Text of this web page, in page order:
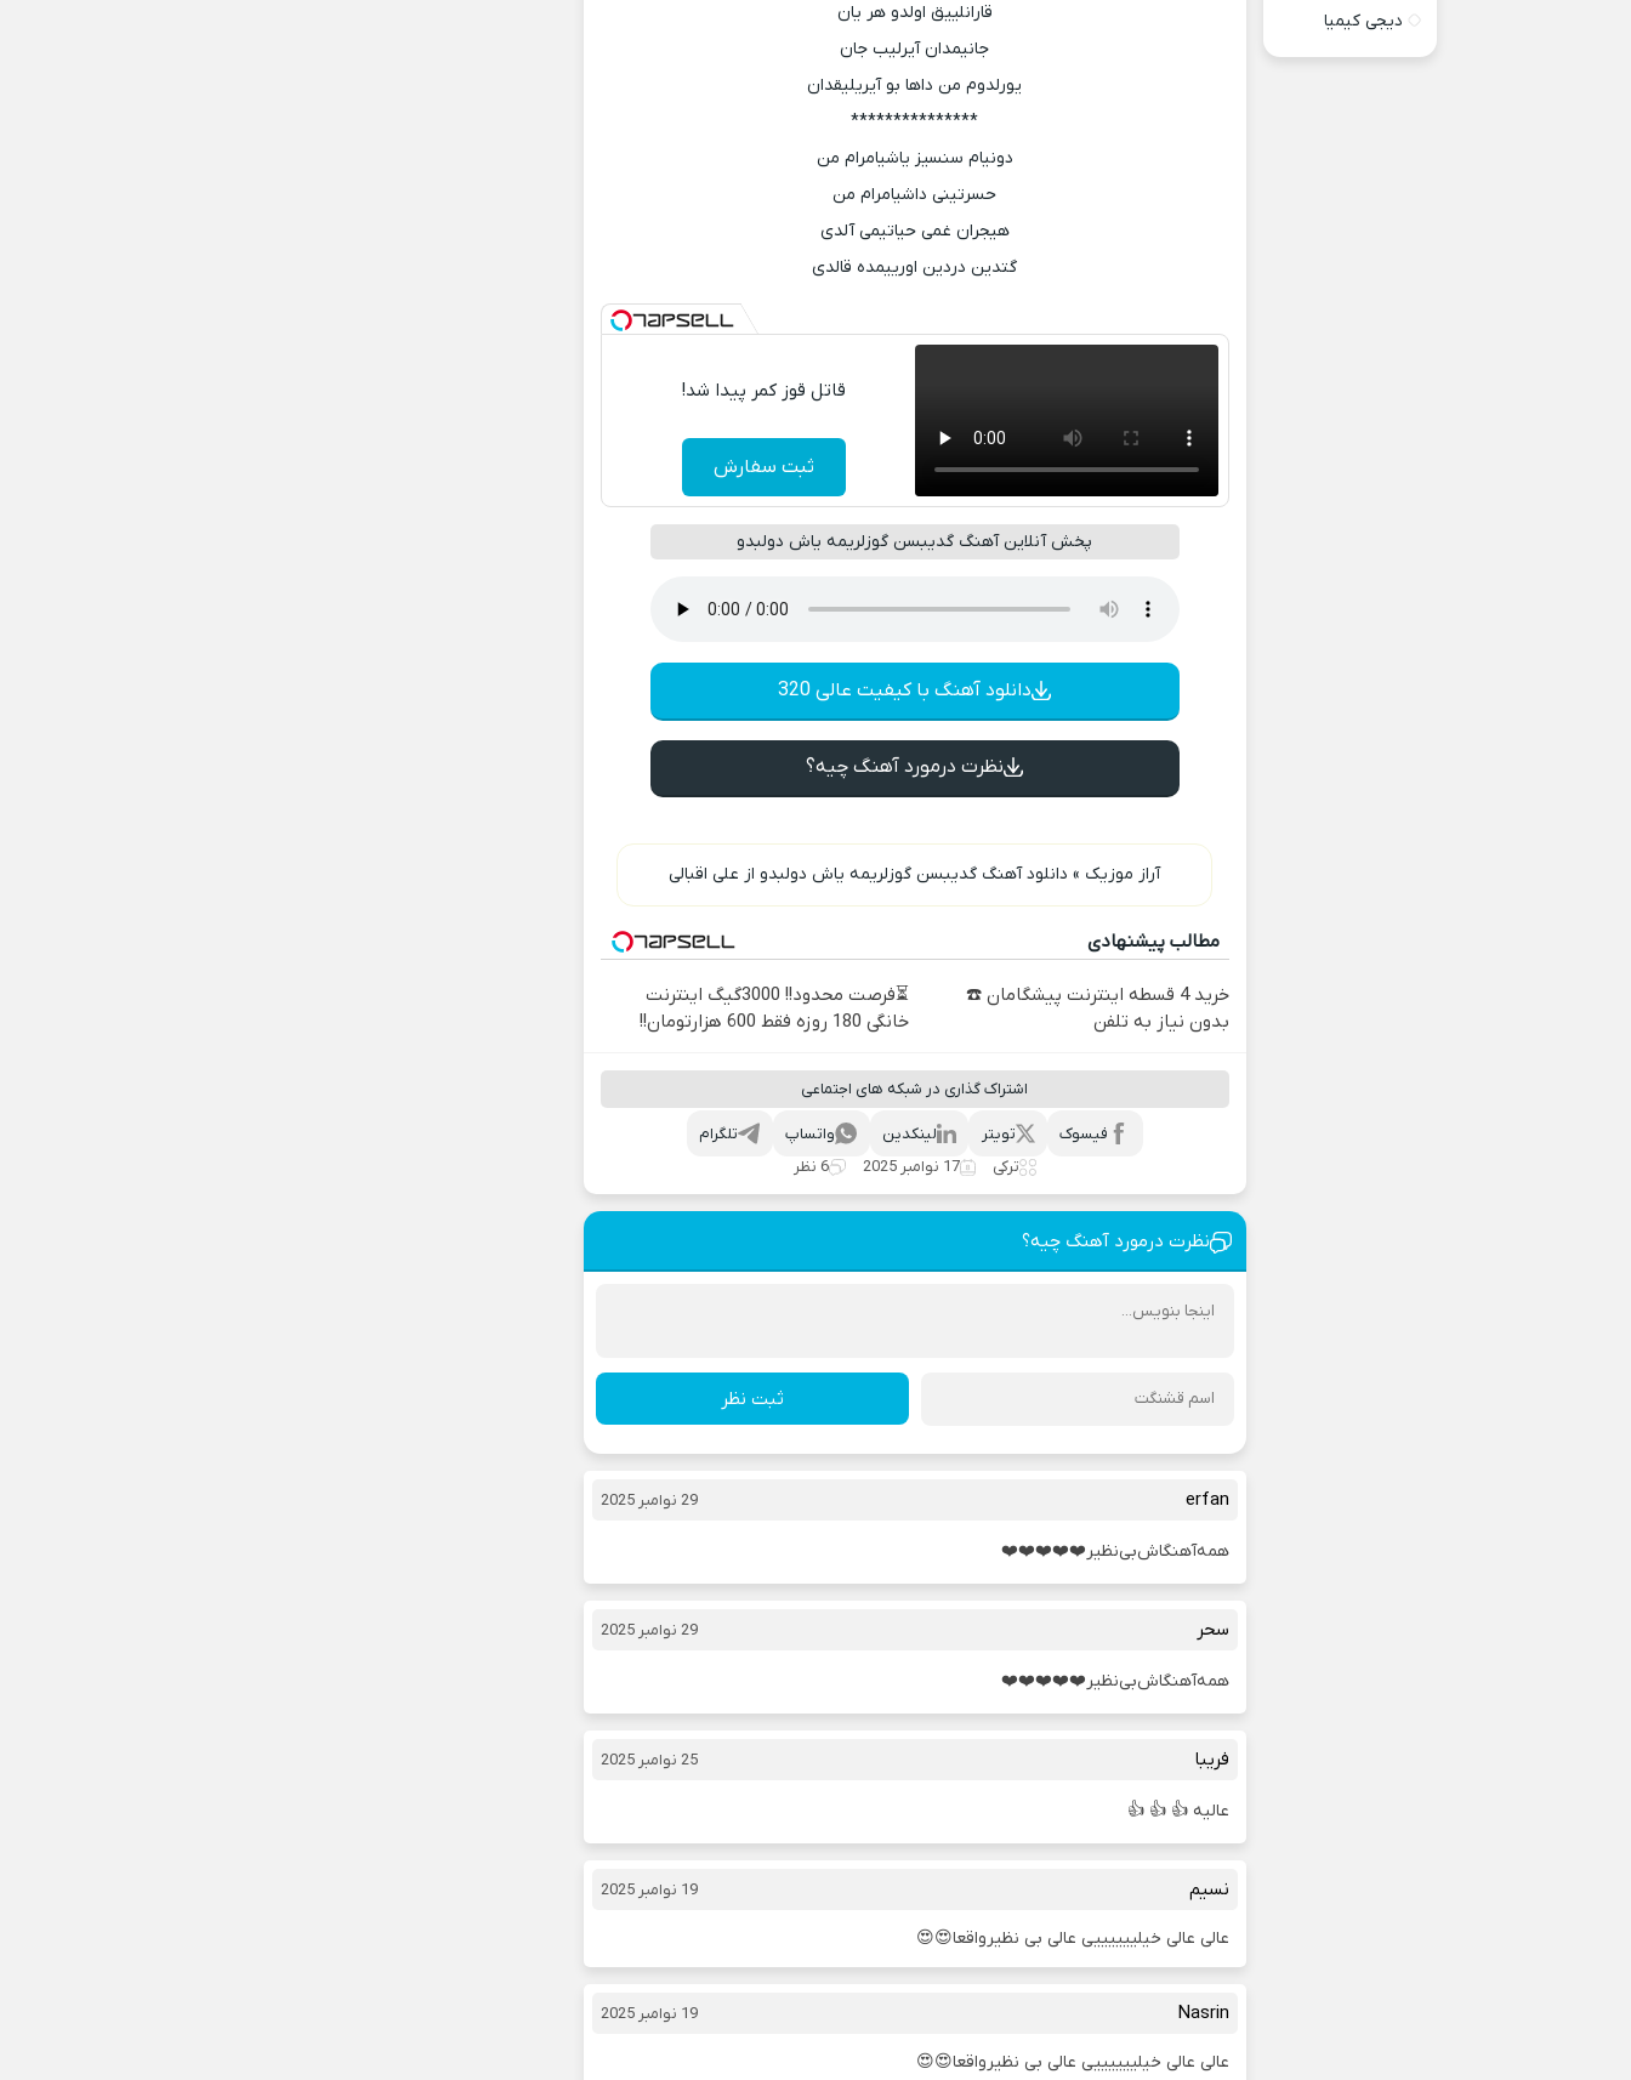
قارانلییق اولدو هر یان
جانیمدان آیرلیب جان
یورلدوم من داها بو آیریلیقدان
***************
دونیام سنسیز یاشیامرام من
حسرتینی داشیامرام من
هیجران غمی حیاتیمی آلدی
گتدین دردین اورییمده قالدی
قاتل قوز کمر پیدا شد!
ثبت سفارش
پخش آنلاین آهنگ گدیبسن گوزلریمه یاش دولبدو
دانلود آهنگ با کیفیت عالی 320
نظرت درمورد آهنگ چیه؟
آراز موزیک » دانلود آهنگ گدیبسن گوزلریمه یاش دولبدو از علی اقبالی
مطالب پیشنهادی
خرید 4 قسطه اینترنت پیشگامان ☎️
بدون نیاز به تلفن
⏳فرصت محدود!! 3000گیگ اینترنت
خانگی 180 روزه فقط 600 هزارتومان!!
اشتراک گذاری در شبکه های اجتماعی
تلگرام واتساپ لینکدین تویتر
فیسوک
ترکی
17 نوامبر 2025 6 نظر
نظرت درمورد آهنگ چیه؟
ثبت نظر
erfan 29 نوامبر 2025
همه‌آهنگاش‌بی‌نظیر❤️❤️❤️❤️❤️
سحر 29 نوامبر 2025
همه‌آهنگاش‌بی‌نظیر❤️❤️❤️❤️❤️
فریبا 25 نوامبر 2025
عالیه 👍 👍 👍
نسیم 19 نوامبر 2025
عالی عالی خیلییییییی عالی بی نظیرواقعا😍😍
Nasrin 19 نوامبر 2025
عالی عالی خیلییییییی عالی بی نظیرواقعا😍😍
دیجی کیمیا